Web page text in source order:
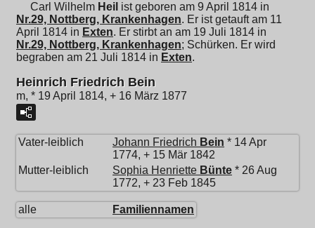
Carl Wilhelm Heil ist geboren am 9 April 1814 in
Nr.29, Nottberg, Krankenhagen. Er ist getauft am 11
April 1814 in Exten. Er stirbt an am 19 Juli 1814 in
Nr.29, Nottberg, Krankenhagen; Schürken. Er wird
begraben am 21 Juli 1814 in Exten.
Heinrich Friedrich Bein
m, * 19 April 1814, + 16 März 1877
Vater-leiblich Johann Friedrich Bein * 14 Apr
1774, + 15 Mär 1842
Mutter-leiblich
Sophia Henriette Bünte * 26 Aug
1772, + 23 Feb 1845
alle Familiennamen